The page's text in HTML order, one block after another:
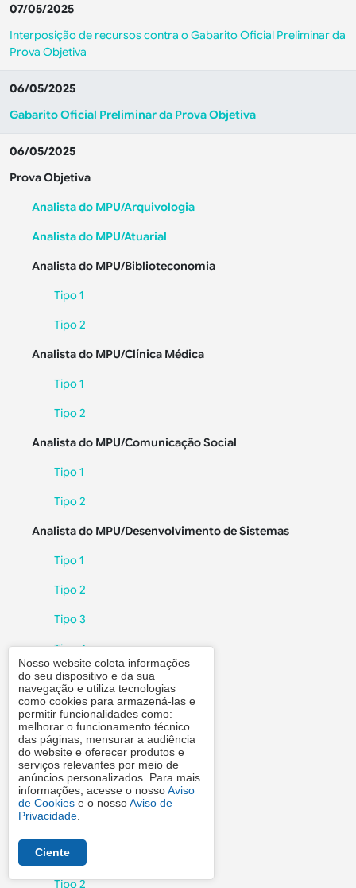
07/05/2025
Interposição de recursos contra o Gabarito Oficial Preliminar da
Prova Objetiva
06/05/2025
Gabarito Oficial Preliminar da Prova Objetiva
06/05/2025
Prova Objetiva
Analista do MPU/Arquivologia
Analista do MPU/Atuarial
Analista do MPU/Biblioteconomia
Tipo 1
Tipo 2
Analista do MPU/Clínica Médica
Tipo 1
Tipo 2
Analista do MPU/Comunicação Social
Tipo 1
Tipo 2
Analista do MPU/Desenvolvimento de Sistemas
Tipo 1
Tipo 2
Tipo 3
Tipo 4
Analista do MPU/Direito
Tipo 1
Tipo 2
Tipo 3
Tipo 4
Tipo 1
Tipo 2
Nosso website coleta informações
do seu dispositivo e da sua
navegação e utiliza tecnologias
como cookies para armazená-las e
permitir funcionalidades como:
melhorar o funcionamento técnico
das páginas, mensurar a audiência
do website e oferecer produtos e
serviços relevantes por meio de
anúncios personalizados. Para mais
informações, acesse o nossoAviso
de Cookies e o nossoAviso de
Privacidade
Ciente